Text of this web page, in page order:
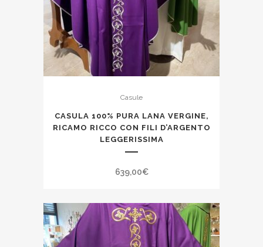
Casule
CASULA 100% PURA LANA VERGINE,
RICAMO RICCO CON FILI D’ARGENTO
LEGGERISSIMA
639,00€